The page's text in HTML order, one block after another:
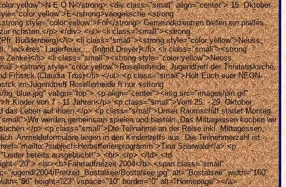
E O N</strong> <div class="small" align="center"> 15. Oktober
strong>vangelische <strong
style="color:yellow">Fnf</strong> Gemeindezentren bieten ein pralles
nchsten.</p> </div> <ul> <li class="small"><strong
Buddenberg)</li> <li class="small"><strong style="color:yellow">Neuss,
"leckeres" Lagerfeuer,... (Ingrid Dreyer)</li> <li class="small"><strong
Zenke)</li> <li class="small"><strong style="color:yellow">Neuss,
style="color:yellow">Rosellerheide, Jugendtreff der Trinitatiskirche,
Frhstck (Claudia Trbs)</li> </ul> <p class="small">Holt Euch euer NEON-
im Jugendtreff Rosellerheide fr nur <strong
valign="top"> <p align="center"><img src="images/pin.gif"
Kinder von 7 - 11 Jahren</p> <p class="small">Vom 25. - 29. Oktober
Leben auf ihnen.</p> <p class="small">Unser Raumschiff startet Montag
werden gemeinsam spielen und basteln. Das Mittagessen kochen wir
p> <p class="small">Die Teilnahme an der Reise inkl. Mittagessen,
Anmeldeformulare liegen in den Kindertreffs aus. Die Teilnehmerzahl ist
Sparwald</a> <p
bereits ausgebucht!"> <br> </p> </td> <td
<br><b>Fahrradfreizeit 2004</b> <span class="small"
2004/Freizeit_Bostalsee/Bostalsee.jpg" alt="Bostalsee" width="160"
height="23" vspace="10" border="0" alt="Homepage"></a>